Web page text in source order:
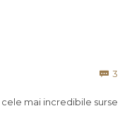
 3
cele mai incredibile surse